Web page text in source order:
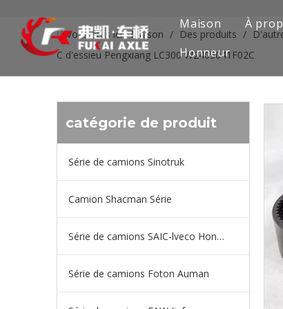
Maison À
Honneur
Vous êtes ici: Maison / Des produits /
C d'essieu Pengxiang LC300 W2405041F02C
catégorie de produit
Série de camions Sinotruk
Camion Shacman Série
Série de camions SAIC-lveco Hongyan
Série de camions Foton Auman